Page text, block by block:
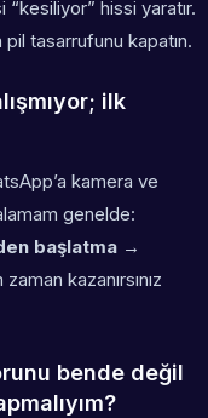
hissi yaratır.
tasarrufunu kapatın.
ilk
kamera ve
genelde:
başlatma →
kazanırsınız
bende değil